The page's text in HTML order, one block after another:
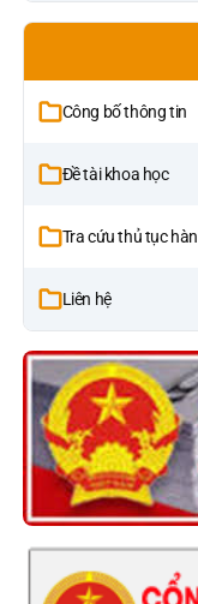
Công bố thông tin
Đề tài khoa học
Tra cứu thủ tục
Liên hệ